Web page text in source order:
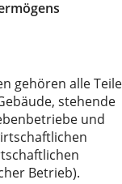
gehören alle Teile
stehende
und
Betrieb).